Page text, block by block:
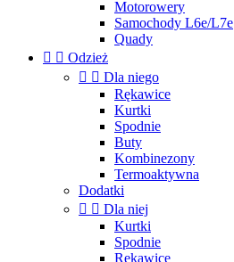
Motorowery
Samochody L6e/L7e
Quady
  Odzież
  Dla niego
Rękawice
Kurtki
Spodnie
Buty
Kombinezony
Termoaktywna
Dodatki
  Dla niej
Kurtki
Spodnie
Rękawice